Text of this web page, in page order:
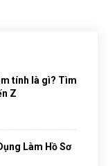
tính là gì? Tìm
Z
Làm Hồ Sơ